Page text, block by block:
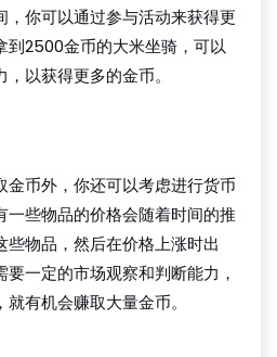
，你可以通过参与活动来获得更
到2500金币的大米坐骑，可以
以获得更多的金币。
金币外，你还可以考虑进行货币
一些物品的价格会随着时间的推
物品，然后在价格上涨时出
一定的市场观察和判断能力，
有机会赚取大量金币。